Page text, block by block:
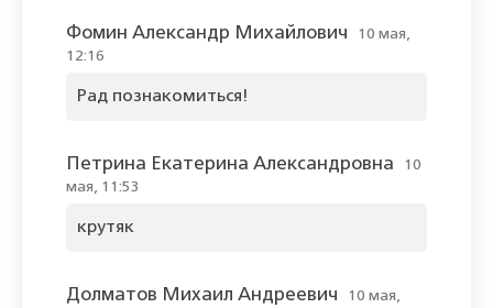
Фомин Александр Михайлович
10 мая,
12:16
Рад познакомиться!
Петрина Екатерина Александровна
10
мая, 11:53
крутяк
Долматов Михаил Андреевич
10 мая,